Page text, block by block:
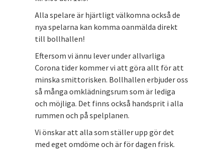
Alla spelare är hjärtligt välkomna också de
nya spelarna kan komma oanmälda direkt
till bollhallen!
Eftersom vi ännu lever under allvarliga
Corona tider kommer vi att göra allt för att
minska smittorisken. Bollhallen erbjuder oss
så många omklädningsrum som är lediga
och möjliga. Det finns också handsprit i alla
rummen och på spelplanen.
Vi önskar att alla som ställer upp gör det
med eget omdöme och är för dagen frisk.